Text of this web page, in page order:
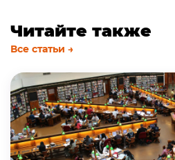
Читайте также
Все статьи →